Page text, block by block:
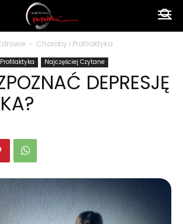
Choroby i Profilaktyka
Najczęściej Czytane
DEPRESJĘ